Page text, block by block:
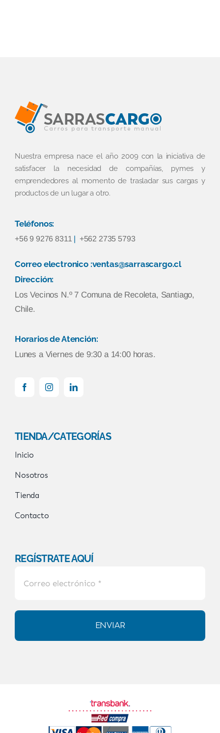
Nuestra empresa nace el año 2009 con la iniciativa de
satisfacer la necesidad de compañías, pymes y
emprendedores al momento de trasladar sus cargas y
productos de un lugar a otro.
Teléfonos:
+56 9 9276 8311 | +562 2735 5793
Correo electronico :ventas@sarrascargo.cl
Dirección:
Los Vecinos N.º 7 Comuna de Recoleta, Santiago,
Chile.
Horarios de Atención:
Lunes a Viernes de 9:30 a 14:00 horas.
TIENDA/CATEGORÍAS
Inicio
Nosotros
Tienda
Contacto
REGÍSTRATE AQUÍ
ENVIAR